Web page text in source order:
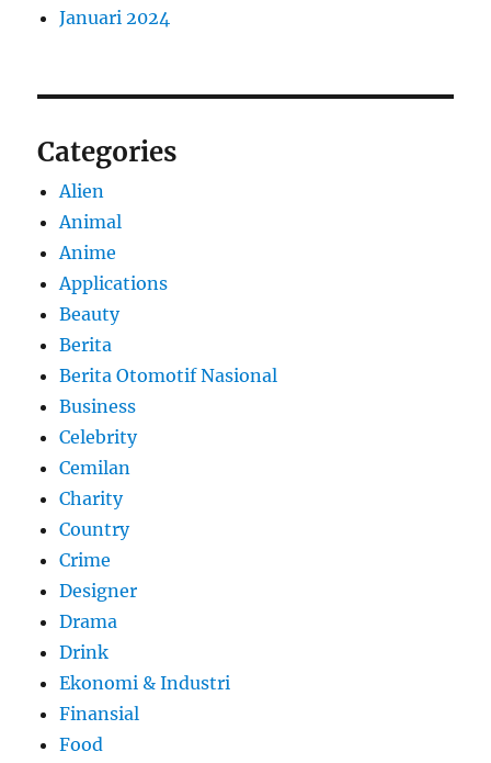
Januari 2024
Categories
Alien
Animal
Anime
Applications
Beauty
Berita
Berita Otomotif Nasional
Business
Celebrity
Cemilan
Charity
Country
Crime
Designer
Drama
Drink
Ekonomi & Industri
Finansial
Food